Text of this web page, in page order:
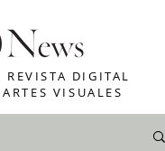
REVISTA DIGITAL
VISUALES